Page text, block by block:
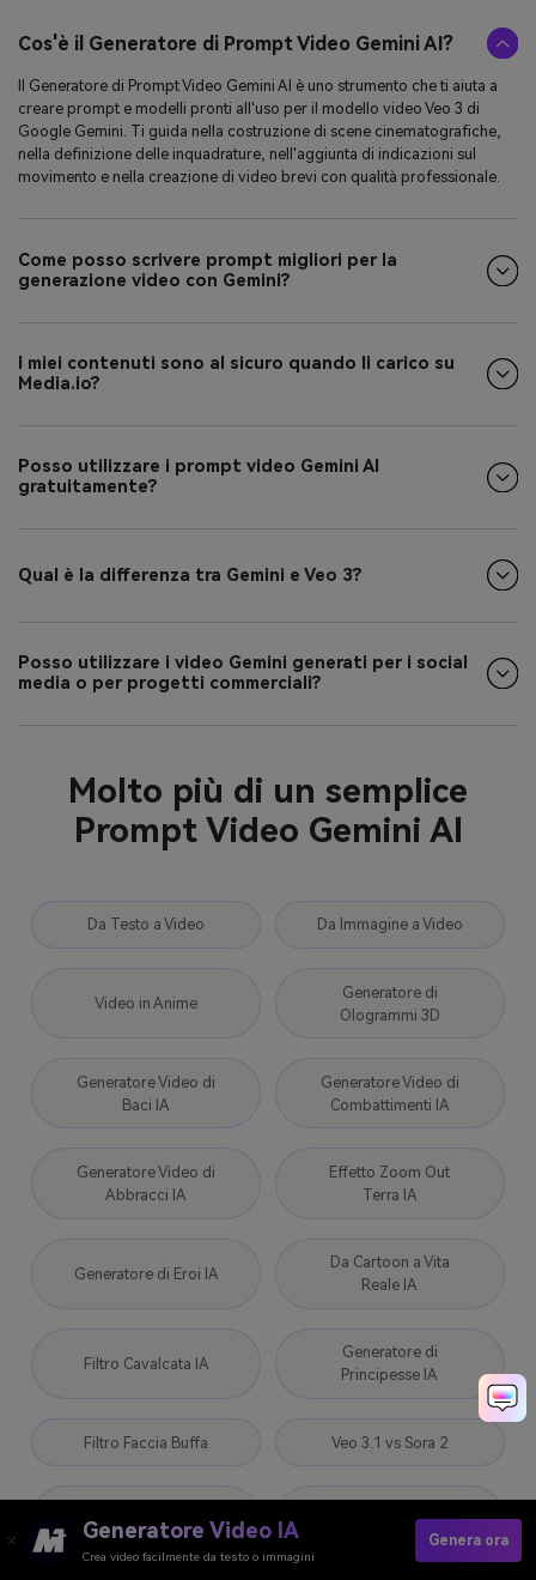
Cos'è il Generatore di Prompt Video Gemini AI?
Il Generatore di Prompt Video Gemini AI è uno strumento che ti aiuta a
creare prompt e modelli pronti all'uso per il modello video Veo 3 di
Google Gemini. Ti guida nella costruzione di scene cinematografiche,
nella definizione delle inquadrature, nell'aggiunta di indicazioni sul
movimento e nella creazione di video brevi con qualità professionale.
Come posso scrivere prompt migliori per la
generazione video con Gemini?
I miei contenuti sono al sicuro quando li carico su
Media.io?
Posso utilizzare i prompt video Gemini AI
gratuitamente?
Qual è la differenza tra Gemini e Veo 3?
Posso utilizzare i video Gemini generati per i social
media o per progetti commerciali?
Molto più di un semplice
Prompt Video Gemini AI
Da Testo a Video Da Immagine a Video
Video in Anime
Generatore di
Ologrammi 3D
Generatore Video di
Baci IA
Generatore Video di
Combattimenti IA
Generatore Video di
Abbracci IA
Effetto Zoom Out
Terra IA
Generatore di Eroi IA
Da Cartoon a Vita
Reale IA
Filtro Cavalcata IA
Generatore di
Principesse IA
Filtro Faccia Buffa Veo 3.1 vs Sora 2
Personaggio IA
Generatore Video IA
Crea video facilmente da testo o immagini
Genera ora